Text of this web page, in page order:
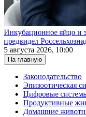
Инкубационное яйцо и
предвидел
5 августа 2026, 10:00
На главную
Законодательство
Эпизоотическая
Цифровые
Продуктивные
Домашние